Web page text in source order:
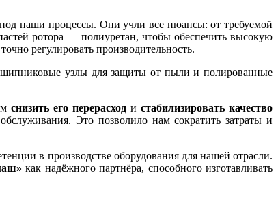
наши процессы. Они учли все нюансы: от требуемой
ротора — полиуретан, чтобы обеспечить высокую
регулировать производительность.
узлы для защиты от пыли и полированные
снизить его перерасход истабилизировать качество
Это позволило нам сократить затраты и
в производстве оборудования для нашей отрасли.
как надёжного партнёра, способного изготавливать